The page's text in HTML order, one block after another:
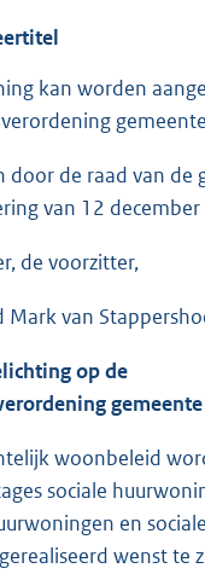
kan worden
door de raad van de
van 12
de voorzitter,
Mark van
op de
woonbeleid
sociale
en
wenst te